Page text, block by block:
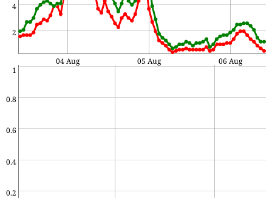
2
4
04 Aug 05 Aug 06 Aug
0.2
0.4
0.6
0.8
1